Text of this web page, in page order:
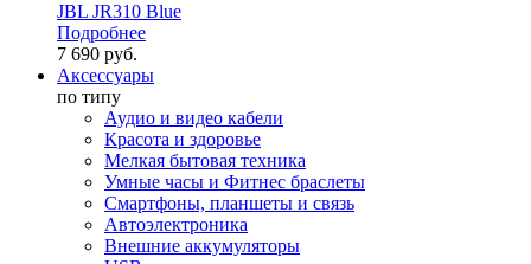
JBL JR310 Blue
Подробнее
7 690 руб.
Аксессуары
по типу
Аудио и видео кабели
Красота и здоровье
Мелкая бытовая техника
Умные часы и Фитнес браслеты
Смартфоны, планшеты и связь
Автоэлектроника
Внешние аккумуляторы